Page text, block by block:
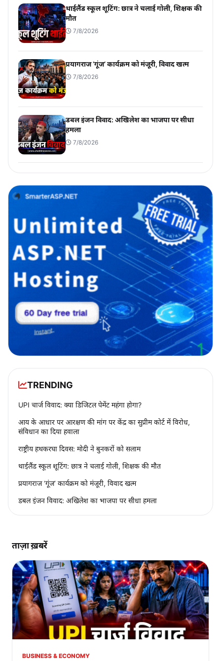
थाईलैंड स्कूल शूटिंग: छात्र ने चलाई गोली, शिक्षक की
मौत
7/8/2026
प्रयागराज ‘गूंज’ कार्यक्रम को मंजूरी, विवाद खत्म
7/8/2026
डबल इंजन विवाद: अखिलेश का भाजपा पर सीधा
हमला
7/8/2026
TRENDING
UPI चार्ज विवाद: क्या डिजिटल पेमेंट महंगा होगा?
आय के आधार पर आरक्षण की मांग पर केंद्र का सुप्रीम कोर्ट में विरोध,
संविधान का दिया हवाला
राष्ट्रीय हथकरघा दिवस: मोदी ने बुनकरों को सलाम
थाईलैंड स्कूल शूटिंग: छात्र ने चलाई गोली, शिक्षक की मौत
प्रयागराज ‘गूंज’ कार्यक्रम को मंजूरी, विवाद खत्म
डबल इंजन विवाद: अखिलेश का भाजपा पर सीधा हमला
ताज़ा ख़बरें
BUSINESS & ECONOMY